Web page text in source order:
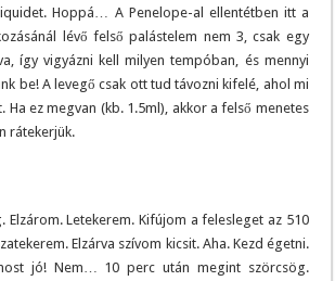
Hoppá… A Penelope-al ellentétben itt a
lévő felső palástelem nem 3, csak egy
így vigyázni kell milyen tempóban, és mennyi
be! A levegő csak ott tud távozni kifelé, ahol mi
Ha ez megvan (kb. 1.5ml), akkor a felső menetes
rátekerjük.
Elzárom. Letekerem. Kifújom a felesleget az 510
Elzárva szívom kicsit. Aha. Kezd égetni.
jó! Nem… 10 perc után megint szörcsög.